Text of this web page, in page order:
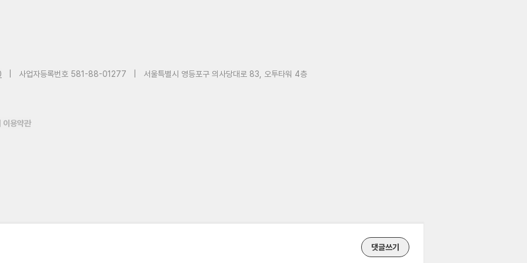
댓글쓰기
사업자등록번호 581-88-01277 서울특별시 영등포구 의사당대로 83, 오투타워 4층
이용약관